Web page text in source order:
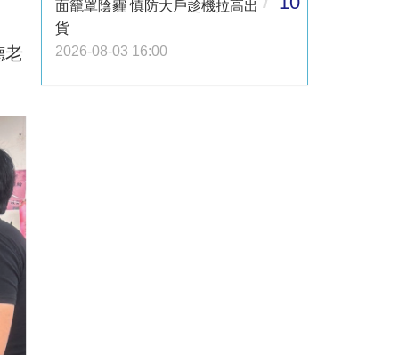
老
面籠罩陰霾 慎防大戶趁機拉高出
貨
2026-08-03 16:00